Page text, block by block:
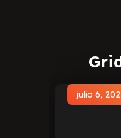
julio 6,